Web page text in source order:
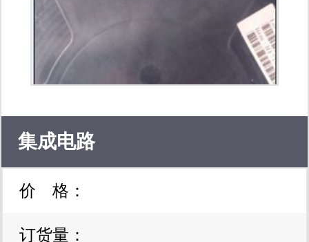
集成电路
价 格：
订货量：